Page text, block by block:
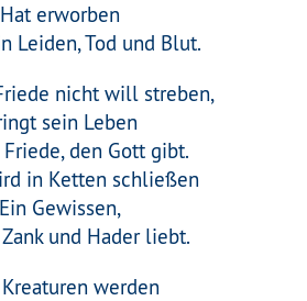
Hat erworben
Leiden, Tod und Blut.
nicht will streben,
sein Leben
den Gott gibt.
in Ketten schließen
Ein Gewissen,
und Hader liebt.
werden